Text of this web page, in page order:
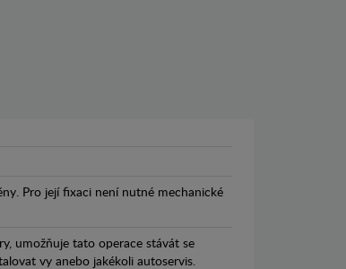
Pro její fixaci není nutné mechanické
umožňuje tato operace stávát se
vy anebo jakékoli autoservis.